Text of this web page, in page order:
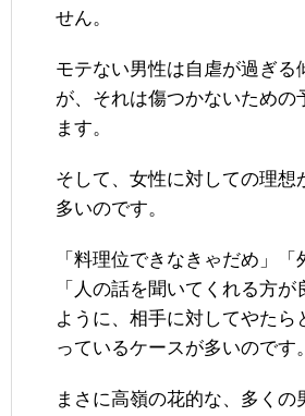
せん。
モテない男性は自虐が過ぎる
が、それは傷つかないための
ます。
そして、女性に対しての理想
多いのです。
「料理位できなきゃだめ」「
「人の話を聞いてくれる方が
ように、相手に対してやたら
っているケースが多いのです。
まさに高嶺の花的な、多くの